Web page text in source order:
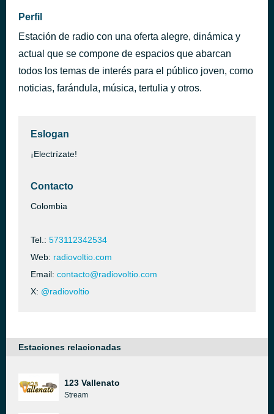
Como Te Quiero
Binomio de Oro
Mujer de Mis Sentimientos
hace 49 minutos
Perfil
Estación de radio con una oferta alegre, dinámica y
actual que se compone de espacios que abarcan
todos los temas de interés para el público joven, como
noticias, farándula, música, tertulia y otros.
Eslogan
¡Electrízate!
Contacto
Colombia
Tel.: 573112342534
Web: radiovoltio.com
Email: contacto@radiovoltio.com
X: @radiovoltio
Estaciones relacionadas
123 Vallenato
Stream